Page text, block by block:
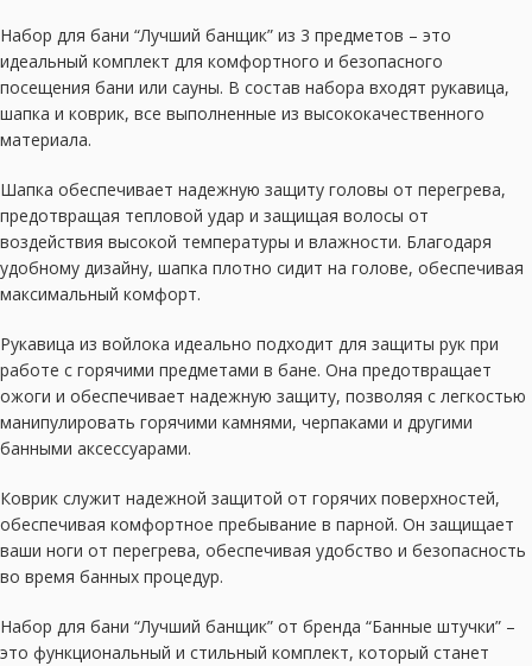
Набор для бани “Лучший банщик” из 3 предметов – это
идеальный комплект для комфортного и безопасного
посещения бани или сауны. В состав набора входят рукавица,
шапка и коврик, все выполненные из высококачественного
материала.
Шапка обеспечивает надежную защиту головы от перегрева,
предотвращая тепловой удар и защищая волосы от
воздействия высокой температуры и влажности. Благодаря
удобному дизайну, шапка плотно сидит на голове, обеспечивая
максимальный комфорт.
Рукавица из войлока идеально подходит для защиты рук при
работе с горячими предметами в бане. Она предотвращает
ожоги и обеспечивает надежную защиту, позволяя с легкостью
манипулировать горячими камнями, черпаками и другими
банными аксессуарами.
Коврик служит надежной защитой от горячих поверхностей,
обеспечивая комфортное пребывание в парной. Он защищает
ваши ноги от перегрева, обеспечивая удобство и безопасность
во время банных процедур.
Набор для бани “Лучший банщик” от бренда “Банные штучки” –
это функциональный и стильный комплект, который станет